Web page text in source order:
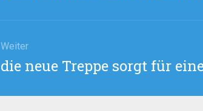
Weiter
Nächster
die neue Treppe sorgt für